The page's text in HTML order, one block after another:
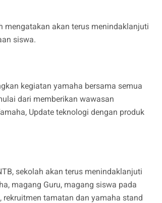
mengatakan akan terus menindaklanjuti
siswa.
kegiatan yamaha bersama semua
dari memberikan wawasan
Update teknologi dengan produk
sekolah akan terus menindaklanjuti
magang Guru, magang siswa pada
tamatan dan yamaha stand